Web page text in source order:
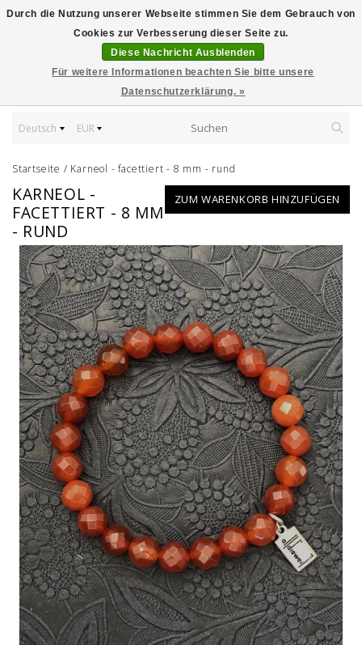
Deutsch EUR
Startseite / Karneol - facettiert - 8 mm - rund
ZUM WARENKORB HINZUFÜGEN
KARNEOL -
FACETTIERT - 8 MM
- RUND
Durch die Nutzung unserer Webseite stimmen Sie dem Gebrauch von
Cookies zur Verbesserung dieser Seite zu.
Diese Nachricht Ausblenden
Für weitere Informationen beachten Sie bitte unsere
Datenschutzerklärung. »